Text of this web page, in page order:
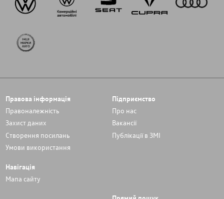
Правова інформація
Правоналежність
Захист даних
Cтворення посилань
Умови використання
Підприємство
Про нас
Вакансії
Публікації в ЗМІ
Навігація
Мапа сайту